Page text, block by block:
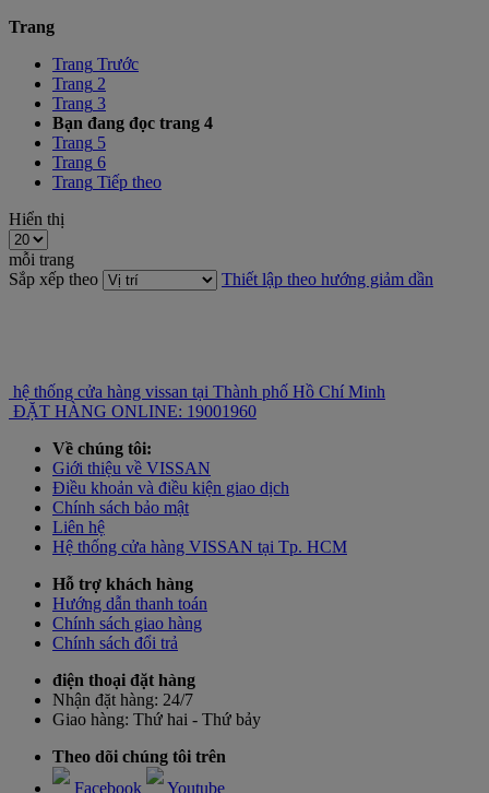
Trang
Trang Trước
Trang 2
Trang 3
Bạn đang đọc trang 4
Trang 5
Trang 6
Trang Tiếp theo
Hiển thị
mỗi trang
Sắp xếp theo
Thiết lập theo hướng giảm dần
hệ thống cửa hàng vissan tại Thành phố Hồ Chí Minh
ĐẶT HÀNG ONLINE: 19001960
Về chúng tôi:
Giới thiệu về VISSAN
Điều khoản và điều kiện giao dịch
Chính sách bảo mật
Liên hệ
Hệ thống cửa hàng VISSAN tại Tp. HCM
Hỗ trợ khách hàng
Hướng dẫn thanh toán
Chính sách giao hàng
Chính sách đổi trả
điện thoại đặt hàng
Nhận đặt hàng: 24/7
Giao hàng: Thứ hai - Thứ bảy
Theo dõi chúng tôi trên
Facebook
Youtube